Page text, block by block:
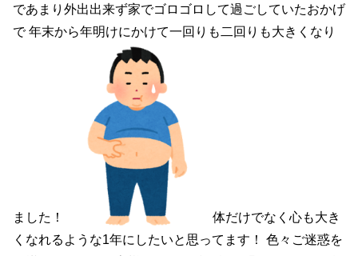
であまり外出出来ず家でゴロゴロして過ごしていたおかげ
で 年末から年明けにかけて一回りも二回りも大きくなり
ました！
体だけでなく心も大き
くなれるような1年にしたいと思ってます！ 色々ご迷惑を